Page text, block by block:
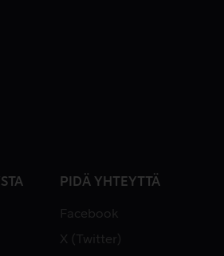
PIDÄ YHTEYTTÄ
Facebook
X (Twitter)